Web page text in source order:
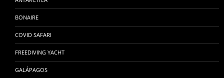
BONAIRE
COVID SAFARI
FREEDIVING YACHT
GALÁPAGOS